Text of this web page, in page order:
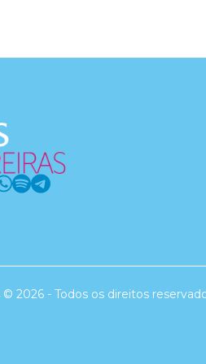
© 2026 - Todos os direitos